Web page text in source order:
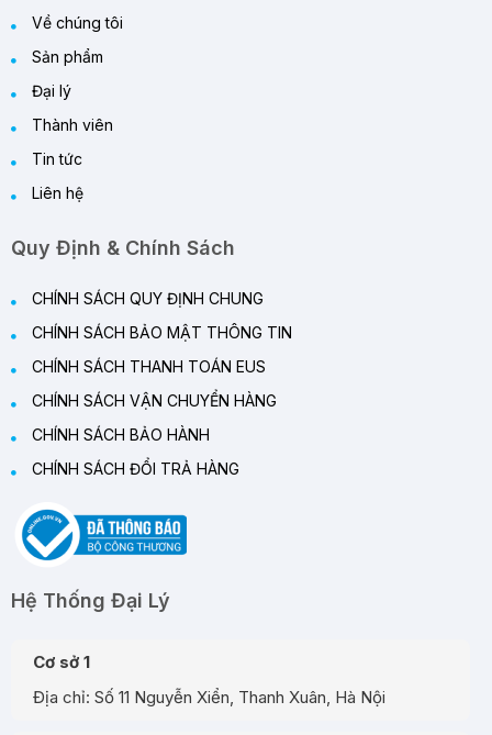
Về chúng tôi
Sản phẩm
Đại lý
Thành viên
Tin tức
Liên hệ
Quy Định & Chính Sách
CHÍNH SÁCH QUY ĐỊNH CHUNG
CHÍNH SÁCH BẢO MẬT THÔNG TIN
CHÍNH SÁCH THANH TOÁN EUS
CHÍNH SÁCH VẬN CHUYỂN HÀNG
CHÍNH SÁCH BẢO HÀNH
CHÍNH SÁCH ĐỔI TRẢ HÀNG
Hệ Thống Đại Lý
Cơ sở 1
Địa chỉ: Số 11 Nguyễn Xiển, Thanh Xuân, Hà Nội